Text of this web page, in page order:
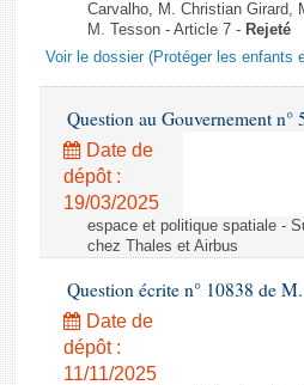
Carvalho, M. Christian Girard,
M. Tesson - Article 7 - Rejeté
Voir le dossier (Protéger les enfants
Question au Gouvernement n°
Date de
dépôt :
19/03/2025
espace et politique spatiale -
chez Thales et Airbus
Question écrite n° 10838 de
Date de
dépôt :
11/11/2025